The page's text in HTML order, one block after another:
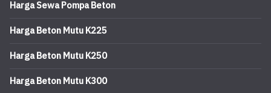
Harga Sewa Pompa Beton
Harga Beton Mutu K225
Harga Beton Mutu K250
Harga Beton Mutu K300